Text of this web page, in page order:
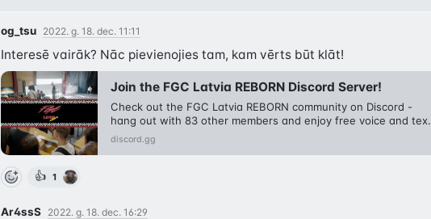
og_tsu 2022. g. 18. dec. 11:11
Join the FGC Latvia REBORN Discord Server!
Check out the FGC Latvia REBORN community on Discord -
hang out with 83 other members and enjoy free voice and text
chat.
discord.gg
👍 1
Ar4ssS 2022. g. 18. dec. 16:29